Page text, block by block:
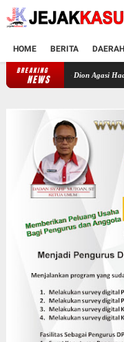
HOME BERITA DAERAH
BREAKING
NEWSWirun Bersholawat